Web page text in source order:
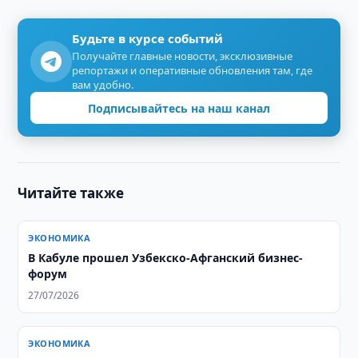
Будьте в курсе событий
Получайте главные новости, эксклюзивные
репортажи и оперативные обновления там, где
вам удобно.
Подписывайтесь на наш канал
Читайте также
ЭКОНОМИКА
В Кабуле прошел Узбекско-Афганский бизнес-
форум
27/07/2026
ЭКОНОМИКА